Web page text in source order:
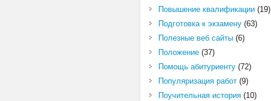
Повышение квалификации(19)
Подготовка к экзамену(63)
Полезные веб сайты(6)
Положение(37)
Помощь абитуриенту(72)
Популяризация работ(9)
Поучительная история(10)